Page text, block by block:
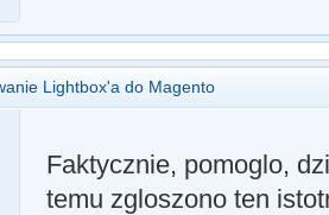
Lightbox'a do Magento
Faktycznie, pomoglo,
temu zgloszono ten